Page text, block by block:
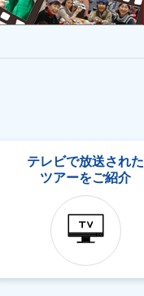
テレビで放送された
ツアーをご紹介